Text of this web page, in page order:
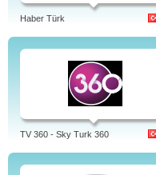
Haber Türk
TV 360 - Sky Turk 360